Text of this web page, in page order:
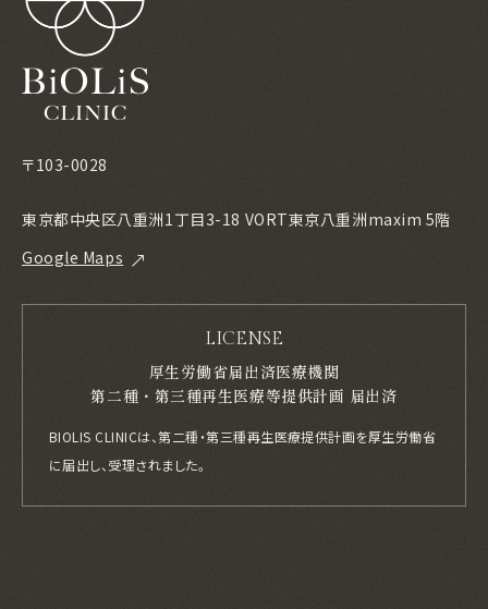
〒103-0028
東京都中央区八重洲1丁目3-18 VORT東京八重洲maxim 5階
Google Maps
LICENSE
厚生労働省届出済医療機関
第二種・第三種再生医療等提供計画 届出済
BIOLIS CLINICは、第二種・第三種再生医療提供計画を厚生労働省
に届出し、 受理されました。